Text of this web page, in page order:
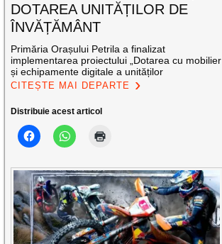
DOTAREA UNITĂȚILOR DE
ÎNVĂȚĂMÂNT
Primăria Orașului Petrila a finalizat
implementarea proiectului „Dotarea cu mobilier
și echipamente digitale a unităților
CITEȘTE MAI DEPARTE
Distribuie acest articol